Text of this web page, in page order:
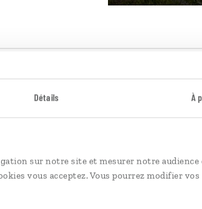
Détails À
sur notre site et mesurer notre audience
vous acceptez. Vous pourrez modifier